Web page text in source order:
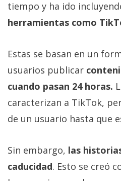
tiempo y ha ido
herramientas como
Estas se basan en un
usuarios publicar
cuando pasan 24 horas.
caracterizan a TikTok,
de un usuario hasta que
Sin embargo, las
caducidad. Esto se creó